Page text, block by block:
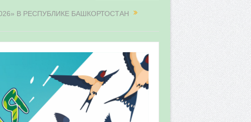
«Аврора»
г.
В РЕСПУБЛИКЕ БАШКОРТОСТАН